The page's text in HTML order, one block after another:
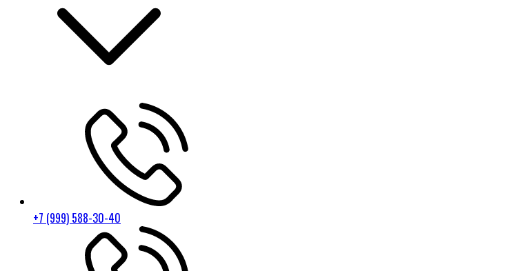
+7 (999) 588-30-40